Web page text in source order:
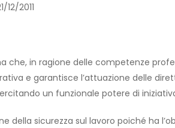
2011
che, in ragione delle competenze
e garantisce l’attuazione delle
un funzionale potere di
della sicurezza sul lavoro poiché ha